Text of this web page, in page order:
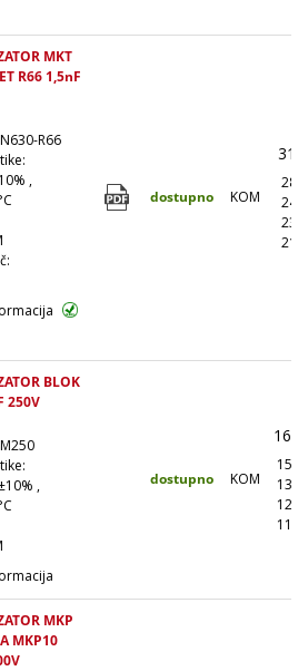
MKT
R66 1,5nF
R66
,
dostupno KOM
BLOK
250V
,
dostupno KOM
MKP
MKP10